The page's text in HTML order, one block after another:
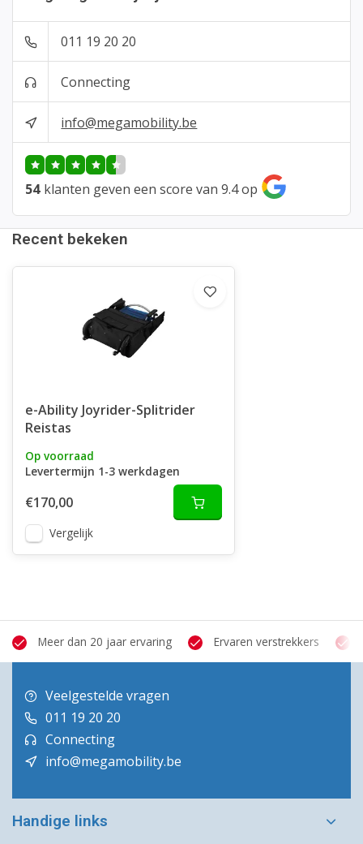
011 19 20 20
Connecting
info@megamobility.be
54 klanten geven een score van 9.4 op
Recent bekeken
e-Ability Joyrider-Splitrider
Reistas
Op voorraad
Levertermijn 1-3 werkdagen
€170,00
Vergelijk
Meer dan 20 jaar ervaring Ervaren verstrekkers
Veelgestelde vragen
011 19 20 20
Connecting
info@megamobility.be
Handige links